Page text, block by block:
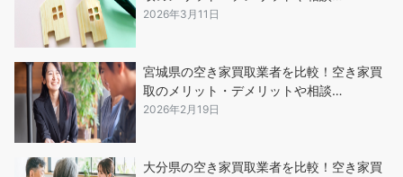
2026年3月11日
宮城県の空き家買取業者を比較！空き家買
取のメリット・デメリットや相談…
2026年2月19日
大分県の空き家買取業者を比較！空き家買